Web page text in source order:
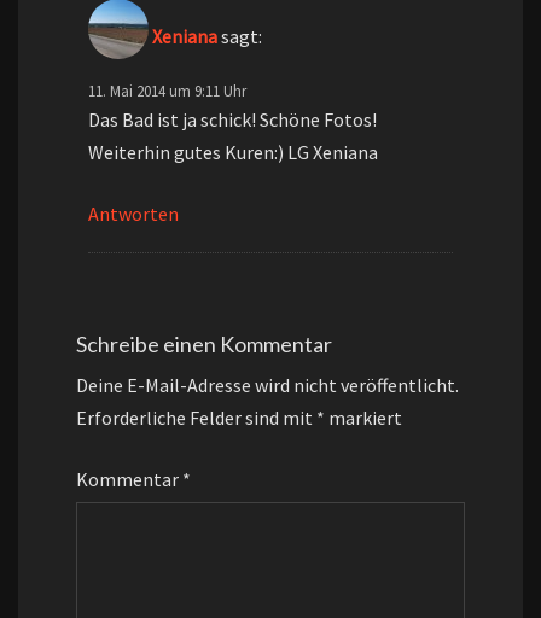
Xenianasagt:
11. Mai 2014 um 9:11 Uhr
Das Bad ist ja schick! Schöne Fotos!
Weiterhin gutes Kuren:) LG Xeniana
Antworten
Schreibe einen Kommentar
Deine E-Mail-Adresse wird nicht veröffentlicht.
Erforderliche Felder sind mit * markiert
Kommentar *